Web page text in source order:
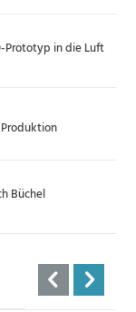
Prototyp in die Luft
Büchel